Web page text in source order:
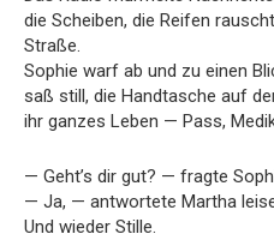
die Scheiben, die Reifen
Straße.
Sophie warf ab und zu einen
saß still, die Handtasche auf
ihr ganzes Leben — Pass,
— Geht’s dir gut? — fragte
— Ja, — antwortete Martha
Und wieder Stille.